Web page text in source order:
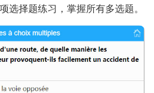
选择题练习，掌握所有多选题。